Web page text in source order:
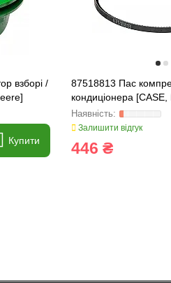
взборі /
Купити
87518813 Пас
кондиціонера
Tagex
Залишити відгук
446 ₴